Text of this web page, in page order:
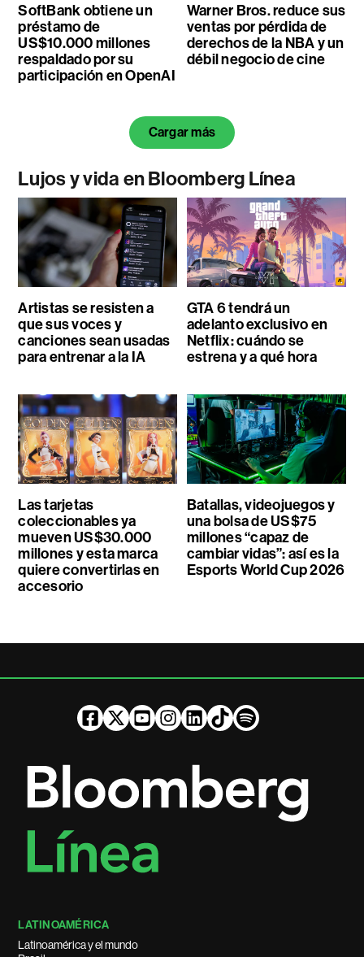
SoftBank obtiene un
préstamo de
US$10.000 millones
respaldado por su
participación en OpenAI
Warner Bros. reduce sus
ventas por pérdida de
derechos de la NBA y un
débil negocio de cine
Cargar más
Lujos y vida en Bloomberg Línea
Artistas se resisten a
que sus voces y
canciones sean usadas
para entrenar a la IA
GTA 6 tendrá un
adelanto exclusivo en
Netflix: cuándo se
estrena y a qué hora
Las tarjetas
coleccionables ya
mueven US$30.000
millones y esta marca
quiere convertirlas en
accesorio
Batallas, videojuegos y
una bolsa de US$75
millones “capaz de
cambiar vidas”: así es la
Esports World Cup 2026
LATINOAMÉRICA
Latinoamérica y el mundo